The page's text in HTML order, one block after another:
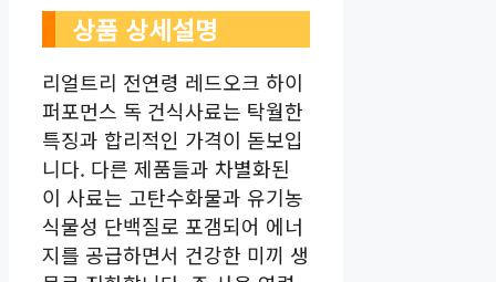
상품 상세설명
리얼트리 전연령 레드오크 하이
퍼포먼스 독 건식사료는 탁월한
특징과 합리적인 가격이 돋보입
니다. 다른 제품들과 차별화된
이 사료는 고탄수화물과 유기농
식물성 단백질로 포갬되어 에너
지를 공급하면서 건강한 미끼 생